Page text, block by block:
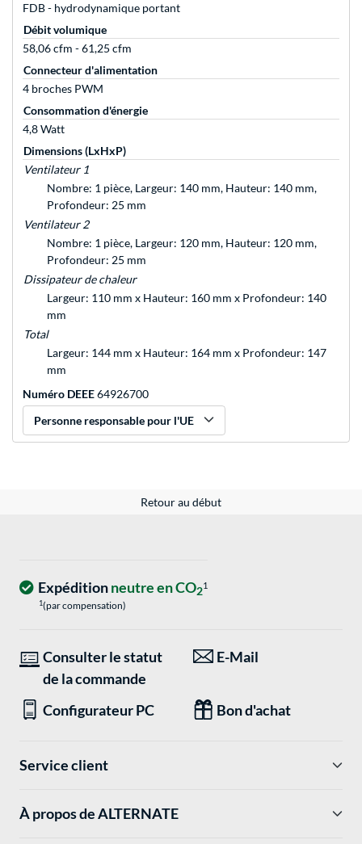
FDB - hydrodynamique portant
Débit volumique
58,06 cfm - 61,25 cfm
Connecteur d'alimentation
4 broches PWM
Consommation d'énergie
4,8 Watt
Dimensions (LxHxP)
Ventilateur 1
Nombre: 1 pièce, Largeur: 140 mm, Hauteur: 140 mm,
Profondeur: 25 mm
Ventilateur 2
Nombre: 1 pièce, Largeur: 120 mm, Hauteur: 120 mm,
Profondeur: 25 mm
Dissipateur de chaleur
Largeur: 110 mm x Hauteur: 160 mm x Profondeur: 140
mm
Total
Largeur: 144 mm x Hauteur: 164 mm x Profondeur: 147
mm
Numéro DEEE64926700
Personne responsable pour l'UE
Retour au début
Expéditionneutre en CO21
1(par compensation)
Consulter le statut
de la commande
E-Mail
Configurateur PC Bon d'achat
Service client
À propos de ALTERNATE